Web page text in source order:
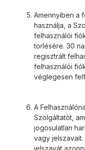
Amennyiben a
használja, a
felhasználói
törlésére. 30
regisztrált
felhasználói
véglegesen
A
Szolgáltatót,
jogosulatlan
vagy jelszavait.
jelszavát